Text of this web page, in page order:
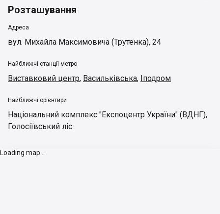
Розташування
Адреса
вул. Михайла Максимовича (Трутенка), 24
Найближчі станції метро
Виставковий центр, Васильківська, Іподром
Найближчі орієнтири
Національний комплекс "Експоцентр України" (ВДНГ),
Голосіївський ліс
Loading map...